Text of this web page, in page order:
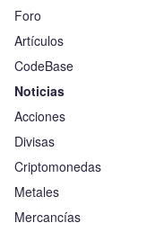
Foro
Artículos
CodeBase
Noticias
Acciones
Divisas
Criptomonedas
Metales
Mercancías